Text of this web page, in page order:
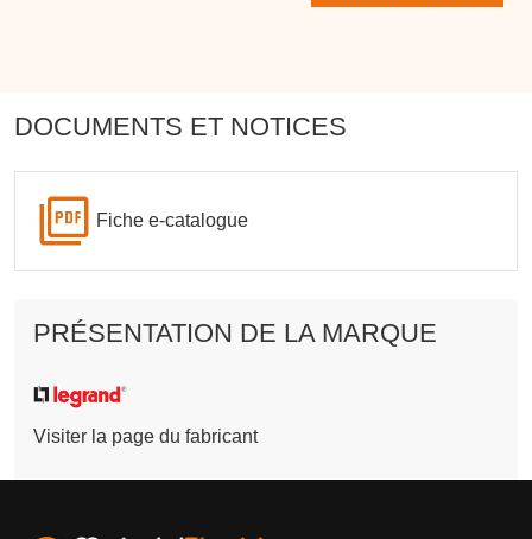
DOCUMENTS ET NOTICES
Fiche e-catalogue
PRÉSENTATION DE LA MARQUE
Visiter la page du fabricant